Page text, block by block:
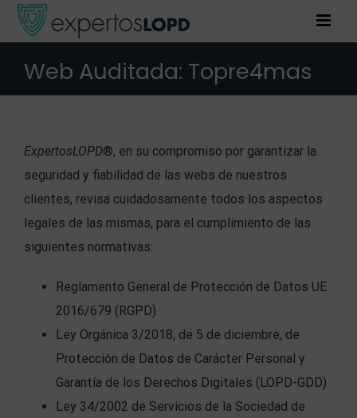
Saltar
Web Auditada: Topre4mas
ExpertosLOPD®, en su compromiso por garantizar la
seguridad y fiabilidad de las webs de nuestros
clientes, revisa cuidadosamente todos los aspectos
legales de las mismas, para el cumplimiento de las
siguientes normativas:
Reglamento General de Protección de Datos UE
2016/679 (RGPD)
Ley Orgánica 3/2018, de 5 de diciembre, de
Protección de Datos de Carácter Personal y
Garantía de los Derechos Digitales (LOPD-GDD)
Ley 34/2002 de Servicios de la Sociedad de